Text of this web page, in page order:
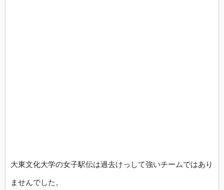
大東文化大学の女子駅伝は過去けっして強いチームではあり
ませんでした。